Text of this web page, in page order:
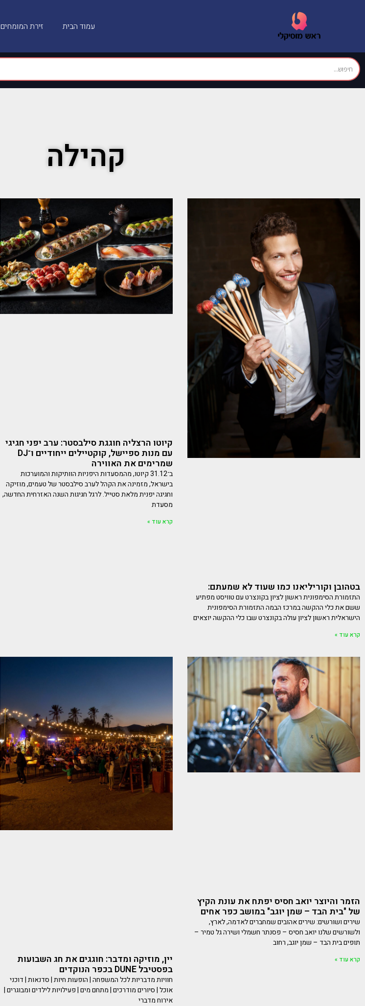
עמוד הבית זירת המומחים
קהילה
בטהובן וקוריליאנו כמו שעוד לא שמעתם:
התזמורת הסימפונית ראשון לציון בקונצרט עם טוויסט מפתיע
ששם את כלי ההקשה במרכז הבמה התזמורת הסימפונית
הישראלית ראשון לציון עולה בקונצרט שבו כלי ההקשה יוצאים
קרא עוד »
קיוטו הרצליה חוגגת סילבסטר: ערב יפני חגיגי
עם מנות ספיישל, קוקטיילים ייחודיים ו־DJ
שמרימים את האווירה
ב־31.12 קיוטו, מהמסעדות היפניות הוותיקות והמוערכות
בישראל, מזמינה את הקהל לערב סילבסטר של טעמים, מוזיקה
וחגיגה יפנית מלאת סטייל. לרגל חגיגות השנה האזרחית החדשה,
מסעדת
קרא עוד »
הזמר והיוצר יואב חסיס יפתח את עונת הקיץ
של "בית הבד – שמן יוגב" במושב כפר אחים
שירים ושורשים: שירים אהובים שמחברים לאדמה, לארץ,
ולשורשים שלנו יואב חסיס – פסנתר חשמלי ושירה גל טמיר –
תופים בית הבד – שמן יוגב, רחוב
קרא עוד » יין, מוזיקה ומדבר: חוגגים את חג השבועות
בפסטיבל DUNE בכפר הנוקדים
חוויות מדבריות לכל המשפחה | הופעות חיות | סדנאות | דוכני
אוכל | סיורים מודרכים | מתחם מים | פעילויות לילדים ומבוגרים |
אירוח מדברי